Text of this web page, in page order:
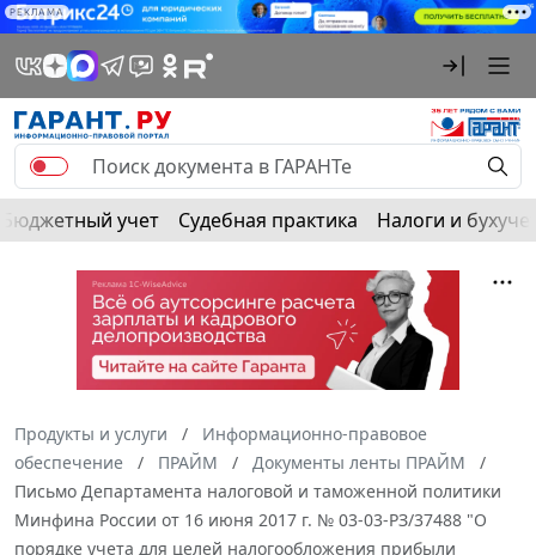
РЕКЛАМА
Бюджетный учет Судебная практика Налоги и
Продукты и услуги
Информационно-правовое
обеспечение
ПРАЙМ
Документы ленты ПРАЙМ
Письмо Департамента налоговой и таможенной политики
Минфина России от 16 июня 2017 г. № 03-03-РЗ/37488 "О
порядке учета для целей налогообложения прибыли